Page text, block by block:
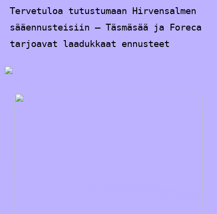
Tervetuloa tutustumaan Hirvensalmen
sääennusteisiin – Täsmäsää ja Foreca
tarjoavat laadukkaat ennusteet